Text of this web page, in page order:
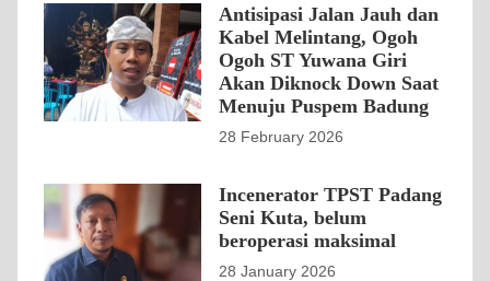
Antisipasi Jalan Jauh dan
Kabel Melintang, Ogoh
Ogoh ST Yuwana Giri
Akan Diknock Down Saat
Menuju Puspem Badung
28 February 2026
Incenerator TPST Padang
Seni Kuta, belum
beroperasi maksimal
28 January 2026